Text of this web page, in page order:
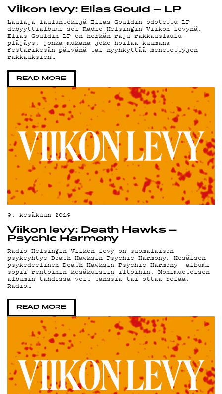
Viikon levy: Elias Gould – LP
Laulaja-lauluntekijä Elias Gouldin odotettu LP-
debyyttialbumi soi Radio Helsingin Viikon levynä.
Elias Gouldin LP on herkän raju rakkauslaulu-
pläjäys, jonka mukana joko hoilaa kuumana
festarikesän päivänä tai nyyhkyttää menetettyjen
rakkauksien…
READ MORE
9. kesäkuun 2019
Viikon levy: Death Hawks –
Psychic Harmony
Radio Helsingin Viikon levy on suomalaisen
psykeyhtye Death Hawksin Psychic Harmony. Kesäisen
psykedeelinen Death Hawksin Psychic Harmony -albumi
sopii rentoihin kesäkuisiin iltoihin. Monimuotoisen
albumin tahdissa voit tanssia tai ottaa relaa.
Radio…
READ MORE